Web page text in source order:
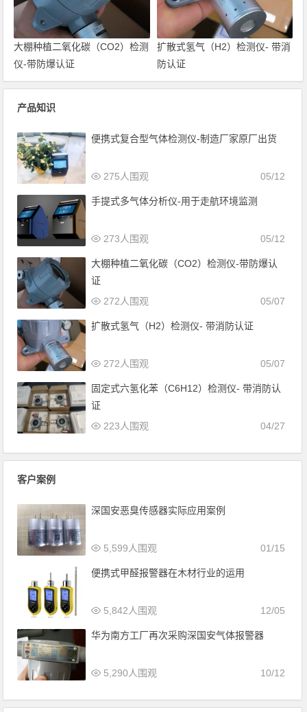
大棚种植二氧化碳（CO2）检测
仪-带防爆认证
扩散式氢气（H2）检测仪- 带消
防认证
产品知识
便携式复合型气体检测仪-制造厂家原厂出货
05/12
275人围观
手提式多气体分析仪-用于走航环境监测
05/12
273人围观
大棚种植二氧化碳（CO2）检测仪-带防爆认
证
05/07
272人围观
扩散式氢气（H2）检测仪- 带消防认证
05/07
272人围观
固定式六氢化苯（C6H12）检测仪- 带消防认
证
04/27
223人围观
客户案例
深国安恶臭传感器实际应用案例
01/15
5,599人围观
便携式甲醛报警器在木材行业的运用
12/05
5,842人围观
华为南方工厂再次采购深国安气体报警器
10/12
5,290人围观